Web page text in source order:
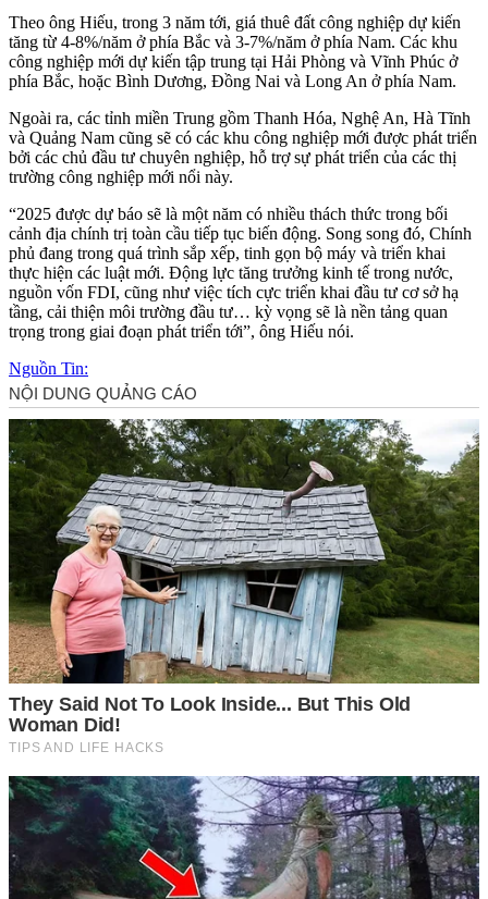
Theo ông Hiếu, trong 3 năm tới, giá thuê đất công nghiệp dự kiến
tăng từ 4-8%/năm ở phía Bắc và 3-7%/năm ở phía Nam. Các khu
công nghiệp mới dự kiến tập trung tại Hải Phòng và Vĩnh Phúc ở
phía Bắc, hoặc Bình Dương, Đồng Nai và Long An ở phía Nam.
Ngoài ra, các tỉnh miền Trung gồm Thanh Hóa, Nghệ An, Hà Tĩnh
và Quảng Nam cũng sẽ có các khu công nghiệp mới được phát triển
bởi các chủ đầu tư chuyên nghiệp, hỗ trợ sự phát triển của các thị
trường công nghiệp mới nổi này.
“2025 được dự báo sẽ là một năm có nhiều thách thức trong bối
cảnh địa chính trị toàn cầu tiếp tục biến động. Song song đó, Chính
phủ đang trong quá trình sắp xếp, tinh gọn bộ máy và triển khai
thực hiện các luật mới. Động lực tăng trưởng kinh tế trong nước,
nguồn vốn FDI, cũng như việc tích cực triển khai đầu tư cơ sở hạ
tầng, cải thiện môi trường đầu tư… kỳ vọng sẽ là nền tảng quan
trọng trong giai đoạn phát triển tới”, ông Hiếu nói.
Nguồn Tin: